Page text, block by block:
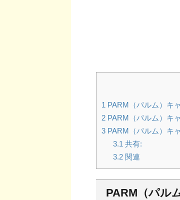
1 PARM（パルム）キ
2 PARM（パルム）キ
3 PARM（パルム）キ
3.1 共有:
3.2関連
PARM（パル